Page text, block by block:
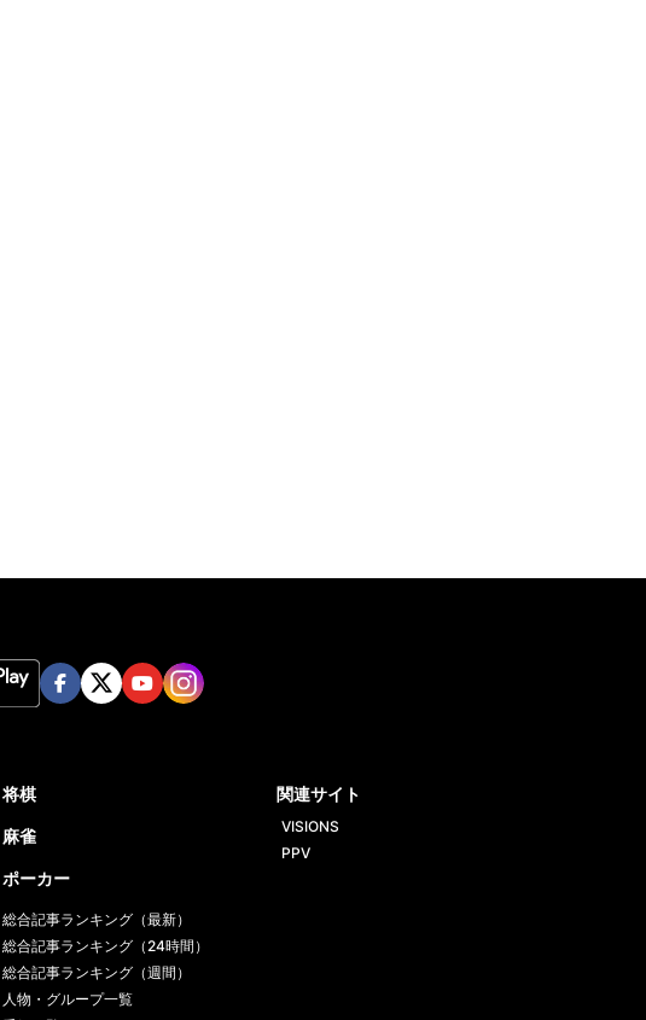
将棋
麻雀
ポーカー
総合記事ランキング（最新）
総合記事ランキング（24時間）
総合記事ランキング（週間）
人物・グループ一覧
関連サイト
VISIONS
PPV